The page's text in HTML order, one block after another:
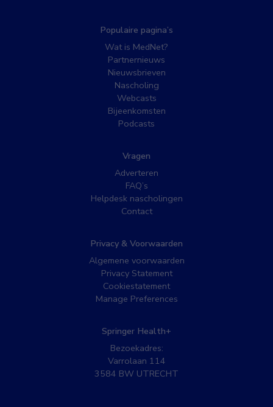
Populaire pagina’s
Wat is MedNet?
Partnernieuws
Nieuwsbrieven
Nascholing
Webcasts
Bijeenkomsten
Podcasts
Vragen
Adverteren
FAQ’s
Helpdesk nascholingen
Contact
Privacy & Voorwaarden
Algemene voorwaarden
Privacy Statement
Cookiestatement
Manage Preferences
Springer Health+
Bezoekadres:
Varrolaan 114
3584 BW UTRECHT